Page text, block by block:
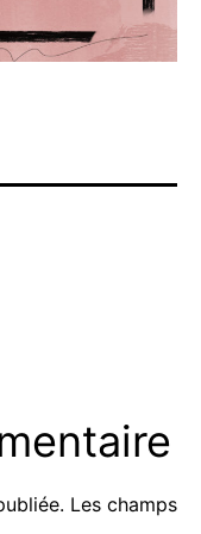
Les champs